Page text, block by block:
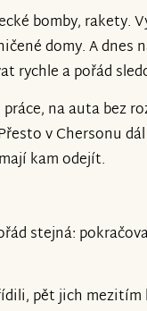
bomby, rakety.
domy. A dnes
rychle a pořád
na auta bez
v Chersonu
kam odejít.
stejná:
pět jich